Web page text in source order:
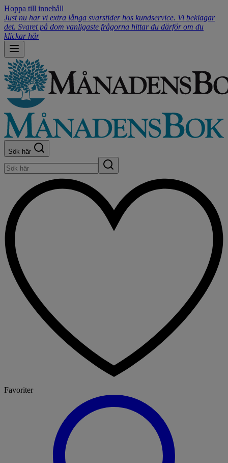
Hoppa till innehåll
Just nu har vi extra långa svarstider hos kundservice. Vi beklagar
det. Svaret på dom vanligaste frågorna hittar du därför om du
klickar här
Sök här
Favoriter